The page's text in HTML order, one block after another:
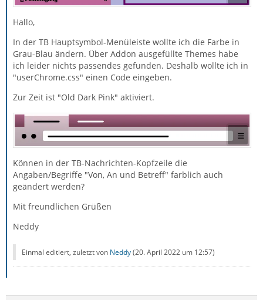
Hallo,
In der TB Hauptsymbol-Menüleiste wollte ich die Farbe in
Grau-Blau ändern. Über Addon ausgefüllte Themes habe
ich leider nichts passendes gefunden. Deshalb wollte ich in
"userChrome.css" einen Code eingeben.
Zur Zeit ist "Old Dark Pink" aktiviert.
Können in der TB-Nachrichten-Kopfzeile die
Angaben/Begriffe "Von, An und Betreff" farblich auch
geändert werden?
Mit freundlichen Grüßen
Neddy
Einmal editiert, zuletzt von Neddy(20. April 2022 um 12:57)